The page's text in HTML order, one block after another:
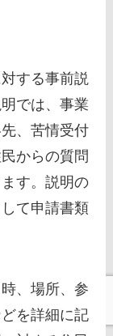
する事前説
では、事業
、苦情受付
からの質問
す。説明の
て申請書類
、場所、参
を詳細に記